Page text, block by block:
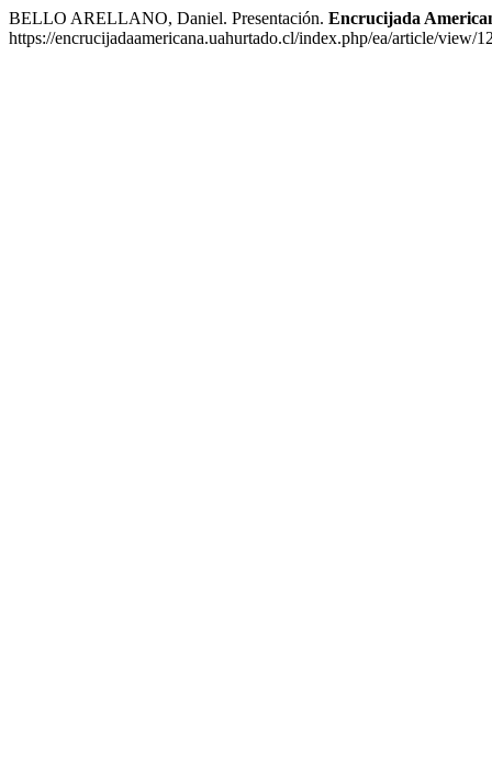
BELLO ARELLANO, Daniel. Presentación. Encrucijada
https://encrucijadaamericana.uahurtado.cl/index.php/ea/article/view/